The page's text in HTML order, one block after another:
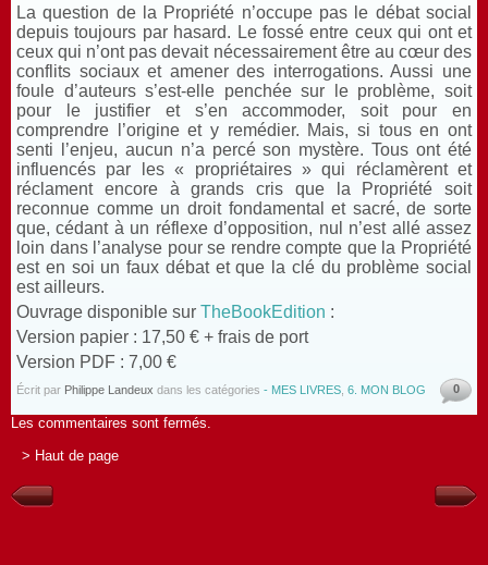
La question de la Propriété n’occupe pas le débat social
depuis toujours par hasard. Le fossé entre ceux qui ont et
ceux qui n’ont pas devait nécessairement être au cœur des
conflits sociaux et amener des interrogations. Aussi une
foule d’auteurs s’est-elle penchée sur le problème, soit
pour le justifier et s’en accommoder, soit pour en
comprendre l’origine et y remédier. Mais, si tous en ont
senti l’enjeu, aucun n’a percé son mystère. Tous ont été
influencés par les « propriétaires » qui réclamèrent et
réclament encore à grands cris que la Propriété soit
reconnue comme un droit fondamental et sacré, de sorte
que, cédant à un réflexe d’opposition, nul n’est allé assez
loin dans l’analyse pour se rendre compte que la Propriété
est en soi un faux débat et que la clé du problème social
est ailleurs.
Ouvrage disponible sur TheBookEdition :
Version papier : 17,50 € + frais de port
Version PDF : 7,00 €
Écrit par Philippe Landeux dans les catégories - MES LIVRES 6. MON BLOG 0
Les commentaires sont fermés.
> Haut de page